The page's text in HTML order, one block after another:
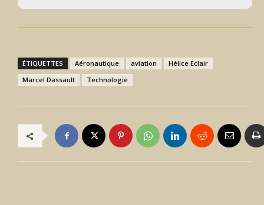
ÉTIQUETTES Aéronautique aviation
Hélice Eclair
Marcel Dassault
Technologie